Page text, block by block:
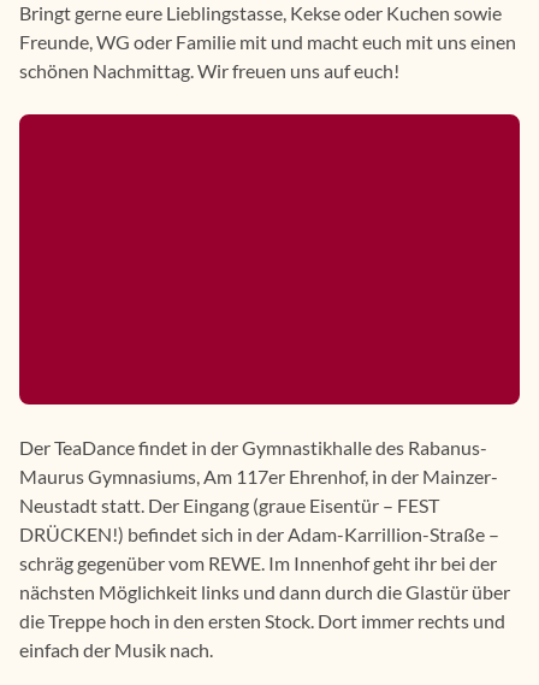
Bringt gerne eure Lieblingstasse, Kekse oder Kuchen sowie
Freunde, WG oder Familie mit und macht euch mit uns einen
schönen Nachmittag. Wir freuen uns auf euch!
Der TeaDance findet in der Gymnastikhalle des Rabanus-
Maurus Gymnasiums, Am 117er Ehrenhof, in der Mainzer-
Neustadt statt. Der Eingang (graue Eisentür – FEST
DRÜCKEN!) befindet sich in der Adam-Karrillion-Straße –
schräg gegenüber vom REWE. Im Innenhof geht ihr bei der
nächsten Möglichkeit links und dann durch die Glastür über
die Treppe hoch in den ersten Stock. Dort immer rechts und
einfach der Musik nach.